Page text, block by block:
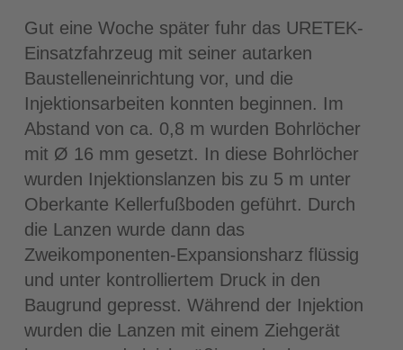
Gut eine Woche später fuhr das URETEK-
Einsatzfahrzeug mit seiner autarken
Baustelleneinrichtung vor, und die
Injektionsarbeiten konnten beginnen. Im
Abstand von ca. 0,8 m wurden Bohrlöcher
mit Ø 16 mm gesetzt. In diese Bohrlöcher
wurden Injektionslanzen bis zu 5 m unter
Oberkante Kellerfußboden geführt. Durch
die Lanzen wurde dann das
Zweikomponenten-Expansionsharz flüssig
und unter kontrolliertem Druck in den
Baugrund gepresst. Während der Injektion
wurden die Lanzen mit einem Ziehgerät